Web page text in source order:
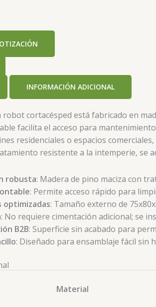
INFORMACIÓN ADICIONAL
cortacésped está fabricado en
facilita el acceso para
residenciales o espacios
resistente a la intemperie, se
robusta: Madera de pino maciza con
: Permite acceso rápido para
optimizadas: Tamaño externo de
: No requiere cimentación adicional; se
B2B: Superficie sin acabado para
: Diseñado para ensamblaje fácil sin
Material